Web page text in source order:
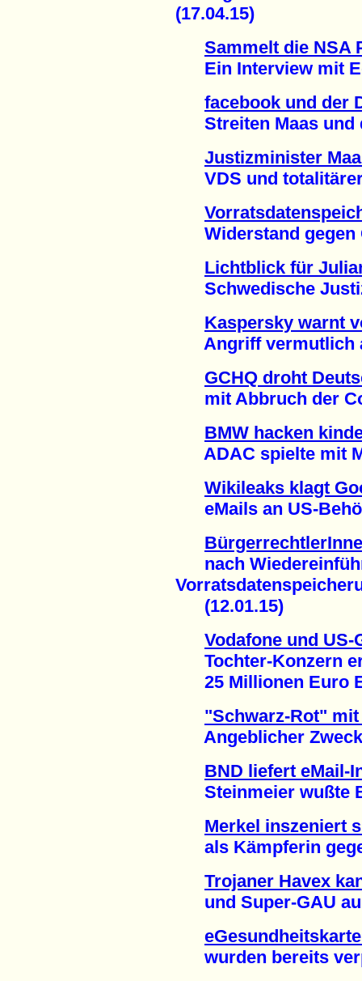
(17.04.15)
Sammelt die NSA
Ein Interview mit
facebook und der
Streiten Maas und
Justizminister
VDS und totalitärer
Widerstand gegen
Lichtblick für
Schwedische
Kaspersky warnt
Angriff vermutlich
GCHQ droht
mit Abbruch der
BMW hacken
ADAC spielte mit
Wikileaks klagt
eMails an US-
nach
(12.01.15)
Vodafone und
Tochter-Konzern
25 Millionen Euro
"Schwarz-Rot"
Angeblicher Zweck:
BND liefert eMail-
Steinmeier wußte
Merkel inszeniert
als Kämpferin
Trojaner Havex
und Super-GAU
wurden bereits